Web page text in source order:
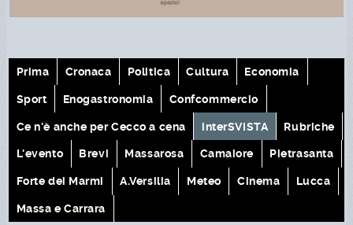
Prima Cronaca Politica Cultura Economia
Sport Enogastronomia Confcommercio
Ce n'è anche per Cecco a cena interSVISTA Rubriche
L'evento Brevi Massarosa Camaiore Pietrasanta
Forte dei Marmi A.Versilia Meteo Cinema Lucca
Massa e Carrara